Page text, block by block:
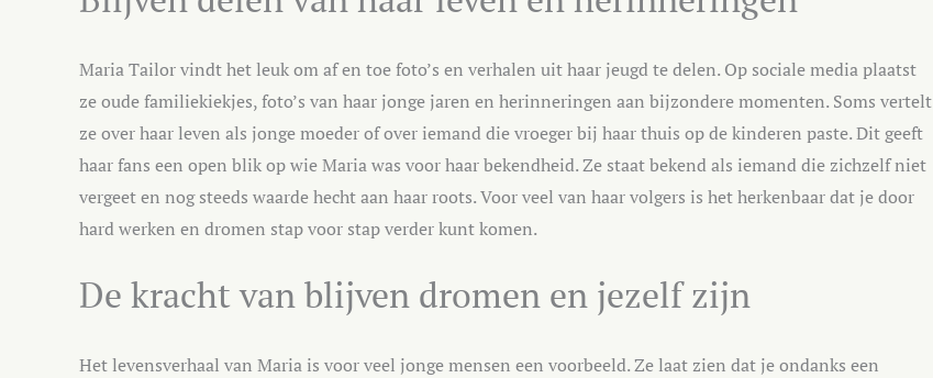
Maria Tailor vindt het leuk om af en toe foto’s en verhalen uit haar jeugd te delen. Op sociale media plaatst
ze oude familiekiekjes, foto’s van haar jonge jaren en herinneringen aan bijzondere momenten. Soms vertelt
ze over haar leven als jonge moeder of over iemand die vroeger bij haar thuis op de kinderen paste. Dit geeft
haar fans een open blik op wie Maria was voor haar bekendheid. Ze staat bekend als iemand die zichzelf niet
vergeet en nog steeds waarde hecht aan haar roots. Voor veel van haar volgers is het herkenbaar dat je door
hard werken en dromen stap voor stap verder kunt komen.
De kracht van blijven dromen en jezelf zijn
Het levensverhaal van Maria is voor veel jonge mensen een voorbeeld. Ze laat zien dat je ondanks een